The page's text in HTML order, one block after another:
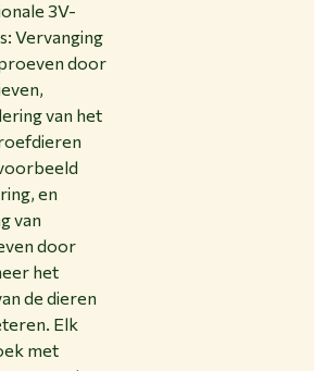
3V-
Vervanging
door
van het
en
van
door
het
de dieren
Elk
met